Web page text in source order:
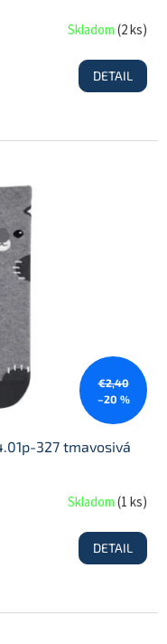
Skladom(2 ks)
DETAIL
€2,40
–20 %
327 tmavosivá
Skladom(1 ks)
DETAIL